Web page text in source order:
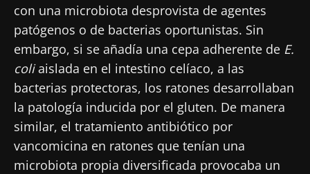
con una microbiota desprovista de agentes
patógenos o de bacterias oportunistas. Sin
embargo, si se añadía una cepa adherente de E.
coliaislada en el intestino celíaco, a las
bacterias protectoras, los ratones desarrollaban
la patología inducida por el gluten. De manera
similar, el tratamiento antibiótico por
vancomicina en ratones que tenían una
microbiota propia diversificada provocaba un
Mantenerse informado
¡No se vaya tan rápido!
Únase a la comunidad de la microbiota para
profesionales sanitarios y reciba el
"Microbiota Digest" y el "HCP Magazine" que
le permitirá mantenerse informado sobre la
microbiota.